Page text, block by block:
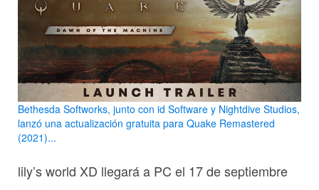
Bethesda Softworks, junto con id Software y Nightdive Studios,
lanzó una actualización gratuita para Quake Remastered
(2021)...
lily’s world XD llegará a PC el 17 de septiembre